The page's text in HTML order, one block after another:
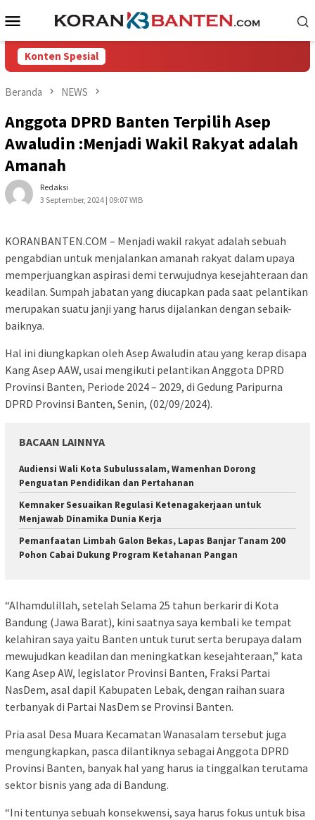
ke
Menu
Mobile
Konten Spesial
Beranda NEWS
Anggota DPRD Banten Terpilih Asep
Awaludin :Menjadi Wakil Rakyat adalah
Amanah
Redaksi
3 September, 2024 | 09:07 WIB
KORANBANTEN.COM – Menjadi wakil rakyat adalah sebuah
pengabdian untuk menjalankan amanah rakyat dalam upaya
memperjuangkan aspirasi demi terwujudnya kesejahteraan dan
keadilan. Sumpah jabatan yang diucapkan pada saat pelantikan
merupakan suatu janji yang harus dijalankan dengan sebaik-
baiknya.
Hal ini diungkapkan oleh Asep Awaludin atau yang kerap disapa
Kang Asep AAW, usai mengikuti pelantikan Anggota DPRD
Provinsi Banten, Periode 2024 – 2029, di Gedung Paripurna
DPRD Provinsi Banten, Senin, (02/09/2024).
BACAAN LAINNYA
Audiensi Wali Kota Subulussalam, Wamenhan Dorong
Penguatan Pendidikan dan Pertahanan
Kemnaker Sesuaikan Regulasi Ketenagakerjaan untuk
Menjawab Dinamika Dunia Kerja
Pemanfaatan Limbah Galon Bekas, Lapas Banjar Tanam 200
Pohon Cabai Dukung Program Ketahanan Pangan
“Alhamdulillah, setelah Selama 25 tahun berkarir di Kota
Bandung (Jawa Barat), kini saatnya saya kembali ke tempat
kelahiran saya yaitu Banten untuk turut serta berupaya dalam
mewujudkan keadilan dan meningkatkan kesejahteraan,” kata
Kang Asep AW, legislator Provinsi Banten, Fraksi Partai
NasDem, asal dapil Kabupaten Lebak, dengan raihan suara
terbanyak di Partai NasDem se Provinsi Banten.
Pria asal Desa Muara Kecamatan Wanasalam tersebut juga
mengungkapkan, pasca dilantiknya sebagai Anggota DPRD
Provinsi Banten, banyak hal yang harus ia tinggalkan terutama
sektor bisnis yang ada di Bandung.
“Ini tentunya sebuah konsekwensi, saya harus fokus untuk bisa